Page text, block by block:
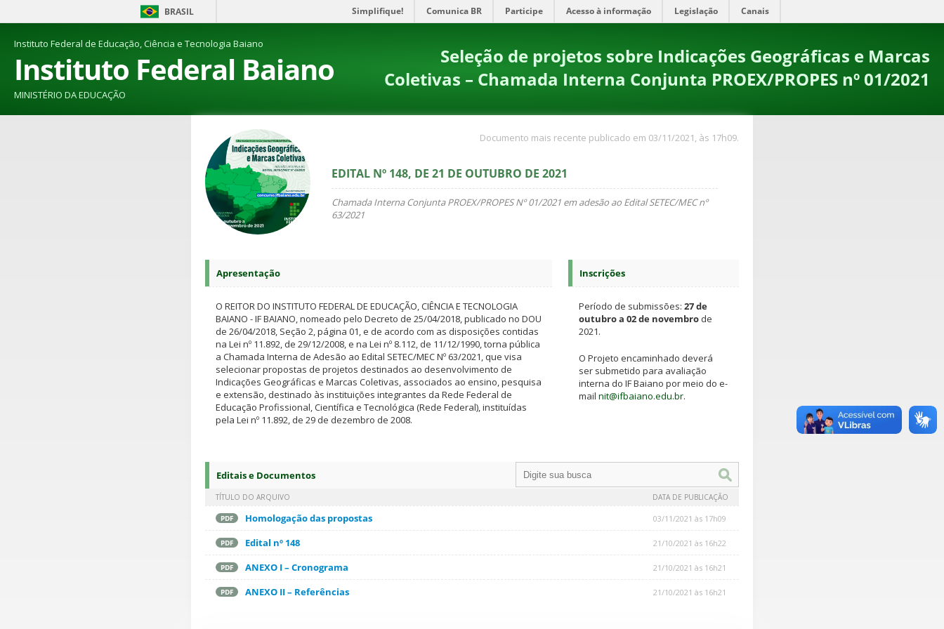
BRASIL Simplifique! Comunica BR Participe Acesso à informação Legislação Canais
Instituto Federal de Educação, Ciência e Tecnologia Baiano
Instituto Federal Baiano
MINISTÉRIO DA EDUCAÇÃO
Seleção de projetos sobre Indicações Geográficas e Marcas
Coletivas – Chamada Interna Conjunta PROEX/PROPES nº 01/2021
Documento mais recente publicado em 03/11/2021, às 17h09.
EDITAL Nº 148, DE 21 DE OUTUBRO DE 2021
Chamada Interna Conjunta PROEX/PROPES Nº 01/2021 em adesão ao Edital SETEC/MEC nº
63/2021
Apresentação
O REITOR DO INSTITUTO FEDERAL DE EDUCAÇÃO, CIÊNCIA E TECNOLOGIA
BAIANO - IF BAIANO, nomeado pelo Decreto de 25/04/2018, publicado no DOU
de 26/04/2018, Seção 2, página 01, e de acordo com as disposições contidas
na Lei nº 11.892, de 29/12/2008, e na Lei nº 8.112, de 11/12/1990, torna pública
a Chamada Interna de Adesão ao Edital SETEC/MEC Nº 63/2021, que visa
selecionar propostas de projetos destinados ao desenvolvimento de
Indicações Geográficas e Marcas Coletivas, associados ao ensino, pesquisa
e extensão, destinado às instituições integrantes da Rede Federal de
Educação Profissional, Científica e Tecnológica (Rede Federal), instituídas
pela Lei nº 11.892, de 29 de dezembro de 2008.
Inscrições
Período de submissões: 27 de
outubro a 02 de novembrode
2021.
O Projeto encaminhado deverá
ser submetido para avaliação
interna do IF Baiano por meio do e-
mail nit@ifbaiano.edu.br.
Editais e Documentos
TÍTULO DO ARQUIVO DATA DE PUBLICAÇÃO
PDF Homologação das propostas 03/11/2021 às 17h09
PDF Edital nº 148 21/10/2021 às 16h22
PDF ANEXO I – Cronograma 21/10/2021 às 16h21
PDF ANEXO II – Referências 21/10/2021 às 16h21